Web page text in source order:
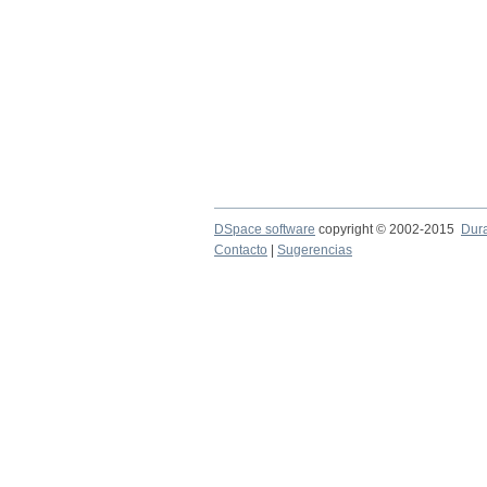
DSpace software copyright © 2002-2015
Contacto
Sugerencias